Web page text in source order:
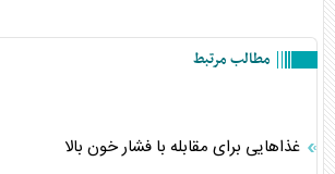
مطالب مرتبط
غذاهایی برای مقابله با فشار خون بالا